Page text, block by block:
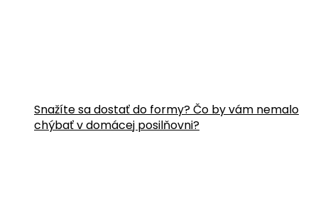
Snažíte sa dostať do formy? Čo by vám nemalo
chýbať v domácej posilňovni?